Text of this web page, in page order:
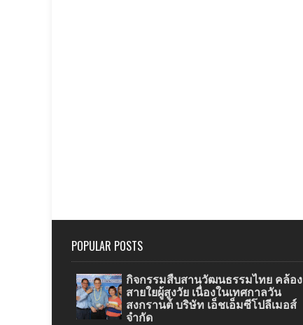
POPULAR POSTS
กิจกรรมสืบสานวัฒนธรรมไทย คล้อง
สายใยผู้สูงวัย เนื่องในเทศกาลวัน
สงกรานต์ บริษัท เอ็ชเอ็มซีโปลีเมอส์
จำกัด